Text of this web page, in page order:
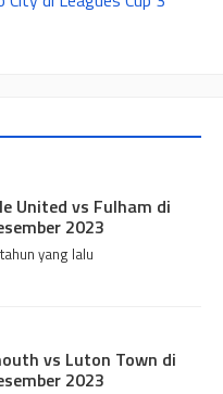
United vs Fulham di
2023
yang lalu
vs Luton Town di
2023